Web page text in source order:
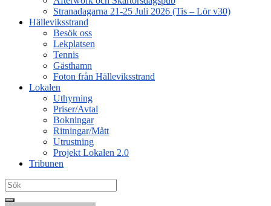
Stranadagarna 21-25 Juli 2026 (Tis – Lör v30)
Hälleviksstrand
Besök oss
Lekplatsen
Tennis
Gästhamn
Foton från Hälleviksstrand
Lokalen
Uthyrning
Priser/Avtal
Bokningar
Ritningar/Mått
Utrustning
Projekt Lokalen 2.0
Tribunen
Search
for: